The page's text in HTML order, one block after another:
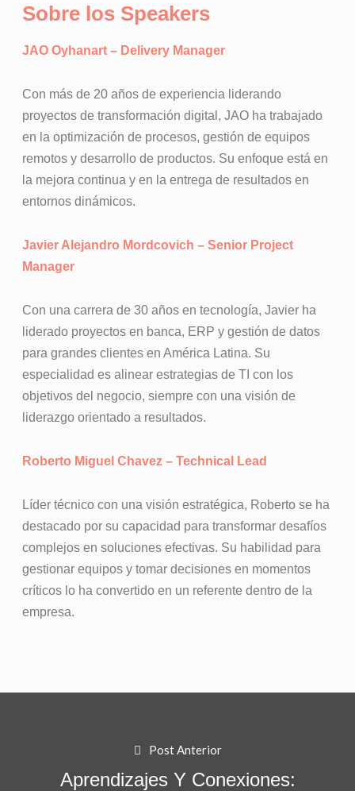
Sobre los Speakers
JAO Oyhanart – Delivery Manager
Con más de 20 años de experiencia liderando
proyectos de transformación digital, JAO ha trabajado
en la optimización de procesos, gestión de equipos
remotos y desarrollo de productos. Su enfoque está en
la mejora continua y en la entrega de resultados en
entornos dinámicos.
Javier Alejandro Mordcovich – Senior Project
Manager
Con una carrera de 30 años en tecnología, Javier ha
liderado proyectos en banca, ERP y gestión de datos
para grandes clientes en América Latina. Su
especialidad es alinear estrategias de TI con los
objetivos del negocio, siempre con una visión de
liderazgo orientado a resultados.
Roberto Miguel Chavez – Technical Lead
Líder técnico con una visión estratégica, Roberto se ha
destacado por su capacidad para transformar desafíos
complejos en soluciones efectivas. Su habilidad para
gestionar equipos y tomar decisiones en momentos
críticos lo ha convertido en un referente dentro de la
empresa.
Post Anterior
Aprendizajes Y Conexiones: